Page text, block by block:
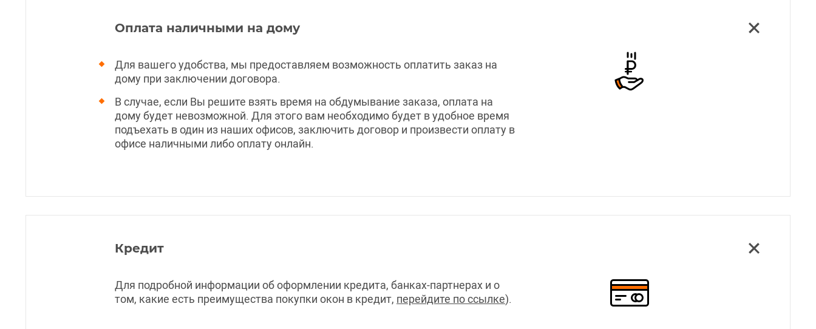
Оплата наличными на дому
Для вашего удобства, мы предоставляем возможность оплатить заказ на
дому при заключении договора.
В случае, если Вы решите взять время на обдумывание заказа, оплата на
дому будет невозможной. Для этого вам необходимо будет в удобное время
подъехать в один из наших офисов, заключить договор и произвести оплату в
офисе наличными либо оплату онлайн.
Кредит
Для подробной информации об оформлении кредита, банках-партнерах и о
том, какие есть преимущества покупки окон в кредит, перейдите по ссылке).